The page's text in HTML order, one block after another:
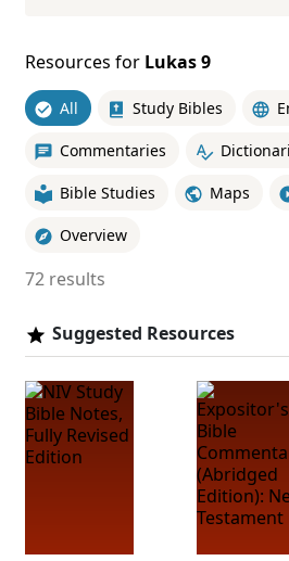
Resources for Lukas 9
All Study Bibles
Commentaries
Bible Studies Maps
Overview
72 results
Suggested Resources